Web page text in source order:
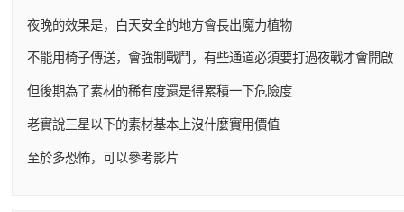
夜晚的效果是，白天安全的地方會長出魔力植物
不能用椅子傳送，會強制戰鬥，有些通道必須要打過夜戰才會開啟
但後期為了素材的稀有度還是得累積一下危險度
老實說三星以下的素材基本上沒什麼實用價值
至於多恐怖，可以參考影片